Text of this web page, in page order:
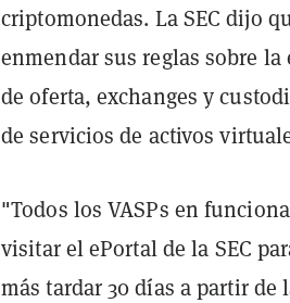
criptomonedas. La SEC dijo
enmendar sus reglas sobre
de oferta, exchanges y
de servicios de activos
"Todos los VASPs en
visitar el ePortal de la SEC
más tardar 30 días a partir de